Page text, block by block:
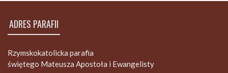
ADRES PARAFII
Rzymskokatolicka parafia
świętego Mateusza Apostoła i Ewangelisty